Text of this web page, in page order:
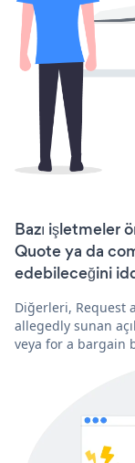
Bazı işletmeler
Quote ya da
edebileceğini
Diğerleri, Request
allegedly sunan
veya for a bargain